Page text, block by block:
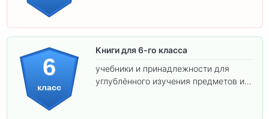
6
класс
Книги для 6-го класса
учебники и принадлежности для
углублённого изучения предметов и